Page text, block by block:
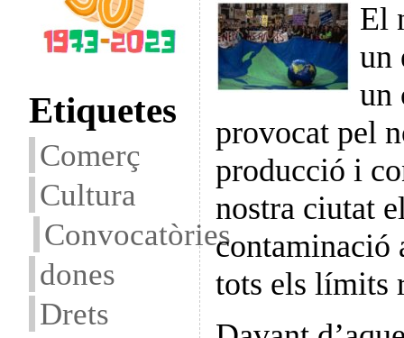
Etiquetes
Comerç
Cultura
Convocatòries
dones
Drets
El
un
un
provocat pel
producció i
nostra ciutat
contaminació
tots els límits